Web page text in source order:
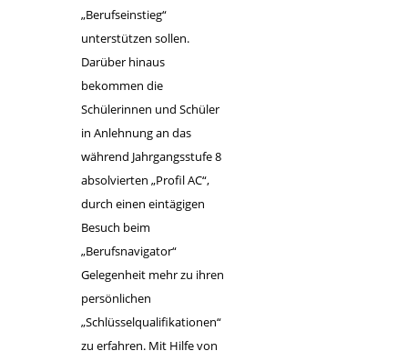
„Berufseinstieg“
unterstützen sollen.
Darüber hinaus
bekommen die
Schülerinnen und Schüler
in Anlehnung an das
während Jahrgangsstufe 8
absolvierten „Profil AC“,
durch einen eintägigen
Besuch beim
„Berufsnavigator“
Gelegenheit mehr zu ihren
persönlichen
„Schlüsselqualifikationen“
zu erfahren. Mit Hilfe von